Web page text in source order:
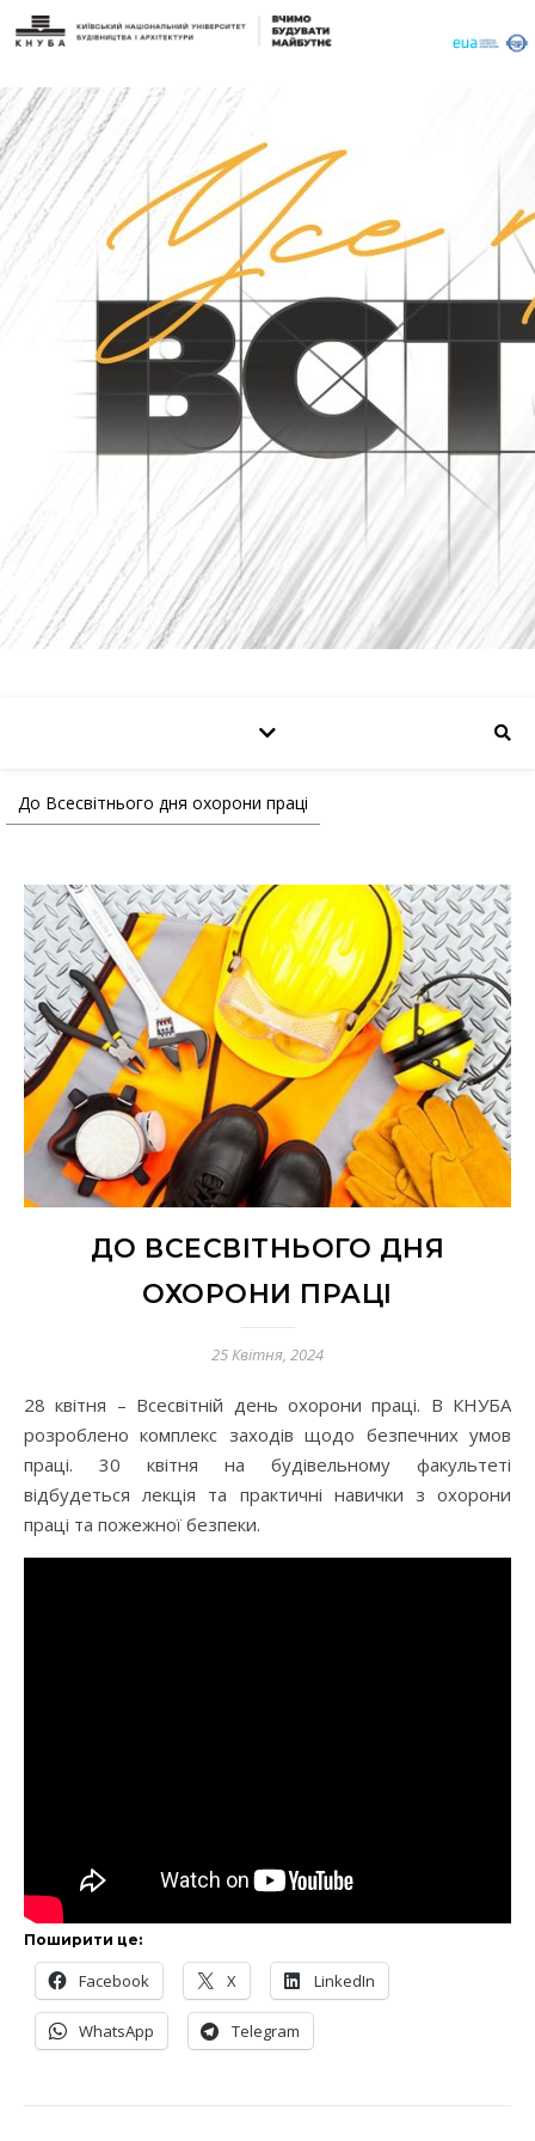
До Всесвітнього дня охорони праці
ДО ВСЕСВІТНЬОГО ДНЯ
ОХОРОНИ ПРАЦІ
25 Квітня, 2024
28 квітня – Всесвітній день охорони праці. В КНУБА
розроблено комплекс заходів щодо безпечних умов
праці. 30 квітня на будівельному факультеті
відбудеться лекція та практичні навички з охорони
праці та пожежної безпеки.
Поширити це:
Facebook X LinkedIn
WhatsApp Telegram